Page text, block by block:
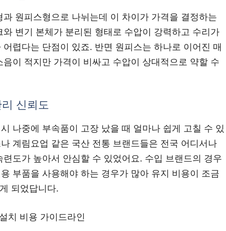
원피스형으로 나뉘는데 이 차이가 가격을 결정하는
변기 본체가 분리된 형태로 수압이 강력하고 수리가
렵다는 단점이 있죠. 반면 원피스는 하나로 이어진 매
이 적지만 가격이 비싸고 수압이 상대적으로 약할 수
신뢰도
나중에 부속품이 고장 났을 때 얼마나 쉽게 고칠 수 있
계림요업 같은 국산 전통 브랜드들은 전국 어디서나
도가 높아서 안심할 수 있었어요. 수입 브랜드의 경우
부품을 사용해야 하는 경우가 많아 유지 비용이 조금
되었답니다.
치 비용 가이드라인